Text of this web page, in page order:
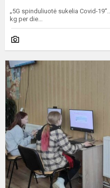
„5G spinduliuotė sukelia Covid-
kg per die...